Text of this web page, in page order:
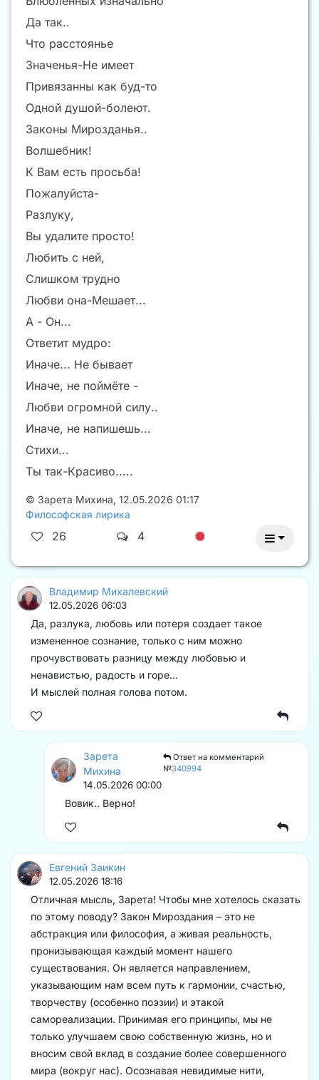
Да так..
Что расстоянье
Значенья-Не имеет
Привязанны как буд-то
Одной душой-болеют.
Законы Мирозданья..
Волшебник!
К Вам есть просьба!
Пожалуйста-
Разлуку,
Вы удалите просто!
Любить с ней,
Слишком трудно
Любви она-Мешает...
А - Он...
Ответит мудро:
Иначе... Не бывает
Иначе, не поймёте -
Любви огромной силу..
Иначе, не напишешь...
Стихи...
Ты так-Красиво.....
© Зарета Михина, 12.05.2026 01:17
Философская лирика
26 4
Владимир Михалевский
12.05.2026 06:03
Да, разлука, любовь или потеря создает такое
измененное сознание, только с ним можно
прочувствовать разницу между любовью и
ненавистью, радость и горе...
И мыслей полная голова потом.
Зарета
Михина
Ответ на комментарий
№340994
14.05.2026 00:00
Вовик.. Верно!
Евгений Заикин
12.05.2026 18:16
Отличная мысль, Зарета! Чтобы мне хотелось сказать
по этому поводу? Закон Мироздания – это не
абстракция или философия, а живая реальность,
пронизывающая каждый момент нашего
существования. Он является направлением,
указывающим нам всем путь к гармонии, счастью,
творчеству (особенно поэзии) и этакой
самореализации. Принимая его принципы, мы не
только улучшаем свою собственную жизнь, но и
вносим свой вклад в создание более совершенного
мира (вокруг нас). Осознавая невидимые нити,